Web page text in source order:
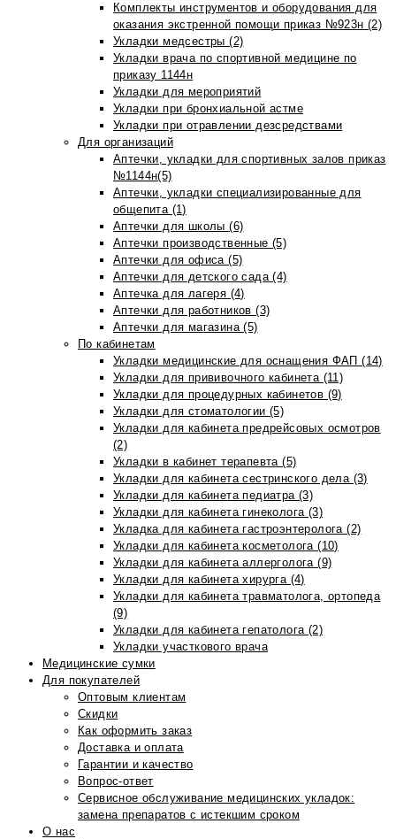
Комплекты инструментов и оборудования для
оказания экстренной помощи приказ №923н (2)
Укладки медсестры (2)
Укладки врача по спортивной медицине по
приказу 1144н
Укладки для мероприятий
Укладки при бронхиальной астме
Укладки при отравлении дезсредствами
Для организаций
Аптечки, укладки для спортивных залов приказ
№1144н(5)
Аптечки, укладки специализированные для
общепита (1)
Аптечки для школы (6)
Аптечки производственные (5)
Аптечки для офиса (5)
Аптечки для детского сада (4)
Аптечка для лагеря (4)
Аптечки для работников (3)
Аптечки для магазина (5)
По кабинетам
Укладки медицинские для оснащения ФАП (14)
Укладки для прививочного кабинета (11)
Укладки для процедурных кабинетов (9)
Укладки для стоматологии (5)
Укладки для кабинета предрейсовых осмотров
(2)
Укладки в кабинет терапевта (5)
Укладки для кабинета сестринского дела (3)
Укладки для кабинета педиатра (3)
Укладки для кабинета гинеколога (3)
Укладка для кабинета гастроэнтеролога (2)
Укладки для кабинета косметолога (10)
Укладки для кабинета аллерголога (9)
Укладки для кабинета хирурга (4)
Укладки для кабинета травматолога, ортопеда
(9)
Укладки для кабинета гепатолога (2)
Укладки участкового врача
Медицинские сумки
Для покупателей
Оптовым клиентам
Скидки
Как оформить заказ
Доставка и оплата
Гарантии и качество
Вопрос-ответ
Сервисное обслуживание медицинских укладок:
замена препаратов с истекшим сроком
О нас